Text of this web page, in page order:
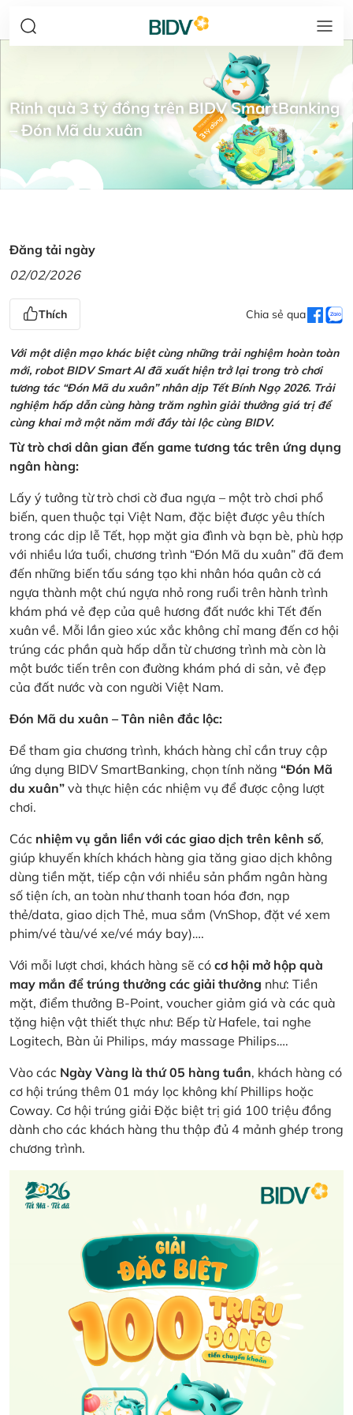
Rinh quà 3 tỷ đồng trên BIDV SmartBanking
– Đón Mã du xuân
Đăng tải ngày
02/02/2026
Thích Chia sẻ qua
Với một diện mạo khác biệt cùng những trải nghiệm hoàn toàn
mới, robot BIDV Smart AI đã xuất hiện trở lại trong trò chơi
tương tác “Đón Mã du xuân” nhân dịp Tết Bính Ngọ 2026. Trải
nghiệm hấp dẫn cùng hàng trăm nghìn giải thưởng giá trị để
cùng khai mở một năm mới đầy tài lộc cùng BIDV.
Từ trò chơi dân gian đến game tương tác trên ứng dụng
ngân hàng:
Lấy ý tưởng từ trò chơi cờ đua ngựa – một trò chơi phổ
biến, quen thuộc tại Việt Nam, đặc biệt được yêu thích
trong các dịp lễ Tết, họp mặt gia đình và bạn bè, phù hợp
với nhiều lứa tuổi, chương trình “Đón Mã du xuân” đã đem
đến những biến tấu sáng tạo khi nhân hóa quân cờ cá
ngựa thành một chú ngựa nhỏ rong ruổi trên hành trình
khám phá vẻ đẹp của quê hương đất nước khi Tết đến
xuân về. Mỗi lần gieo xúc xắc không chỉ mang đến cơ hội
trúng các phần quà hấp dẫn từ chương trình mà còn là
một bước tiến trên con đường khám phá di sản, vẻ đẹp
của đất nước và con người Việt Nam.
Đón Mã du xuân – Tân niên đắc lộc:
Để tham gia chương trình, khách hàng chỉ cần truy cập
ứng dụng BIDV SmartBanking, chọn tính năng “Đón Mã
du xuân” và thực hiện các nhiệm vụ để được cộng lượt
chơi.
Các nhiệm vụ gắn liền với các giao dịch trên kênh số,
giúp khuyến khích khách hàng gia tăng giao dịch không
dùng tiền mặt, tiếp cận với nhiều sản phẩm ngân hàng
số tiện ích, an toàn như thanh toan hóa đơn, nạp
thẻ/data, giao dịch Thẻ, mua sắm (VnShop, đặt vé xem
phim/vé tàu/vé xe/vé máy bay)….
Với mỗi lượt chơi, khách hàng sẽ có cơ hội mở hộp quà
may mắn để trúng thưởng các giải thưởng như: Tiền
mặt, điểm thưởng B-Point, voucher giảm giá và các quà
tặng hiện vật thiết thực như: Bếp từ Hafele, tai nghe
Logitech, Bàn ủi Philips, máy massage Philips….
Vào các Ngày Vàng là thứ 05 hàng tuần, khách hàng có
cơ hội trúng thêm 01 máy lọc không khí Phillips hoặc
Coway. Cơ hội trúng giải Đặc biệt trị giá 100 triệu đồng
dành cho các khách hàng thu thập đủ 4 mảnh ghép trong
chương trình.